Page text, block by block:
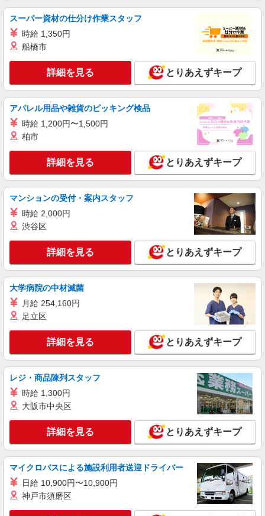
スーパー資材の仕分け作業スタッフ
時給 1,350円
船橋市
詳細を見る とりあえずキープ
アパレル用品や雑貨のピッキング検品
時給 1,200円〜1,500円
柏市
詳細を見る とりあえずキープ
マンションの受付・案内スタッフ
時給 2,000円
渋谷区
詳細を見る とりあえずキープ
大学病院の中材滅菌
月給 254,160円
足立区
詳細を見る とりあえずキープ
レジ・商品陳列スタッフ
時給 1,300円
大阪市中央区
詳細を見る とりあえずキープ
マイクロバスによる施設利用者送迎ドライバー
日給 10,900円〜10,900円
神戸市須磨区